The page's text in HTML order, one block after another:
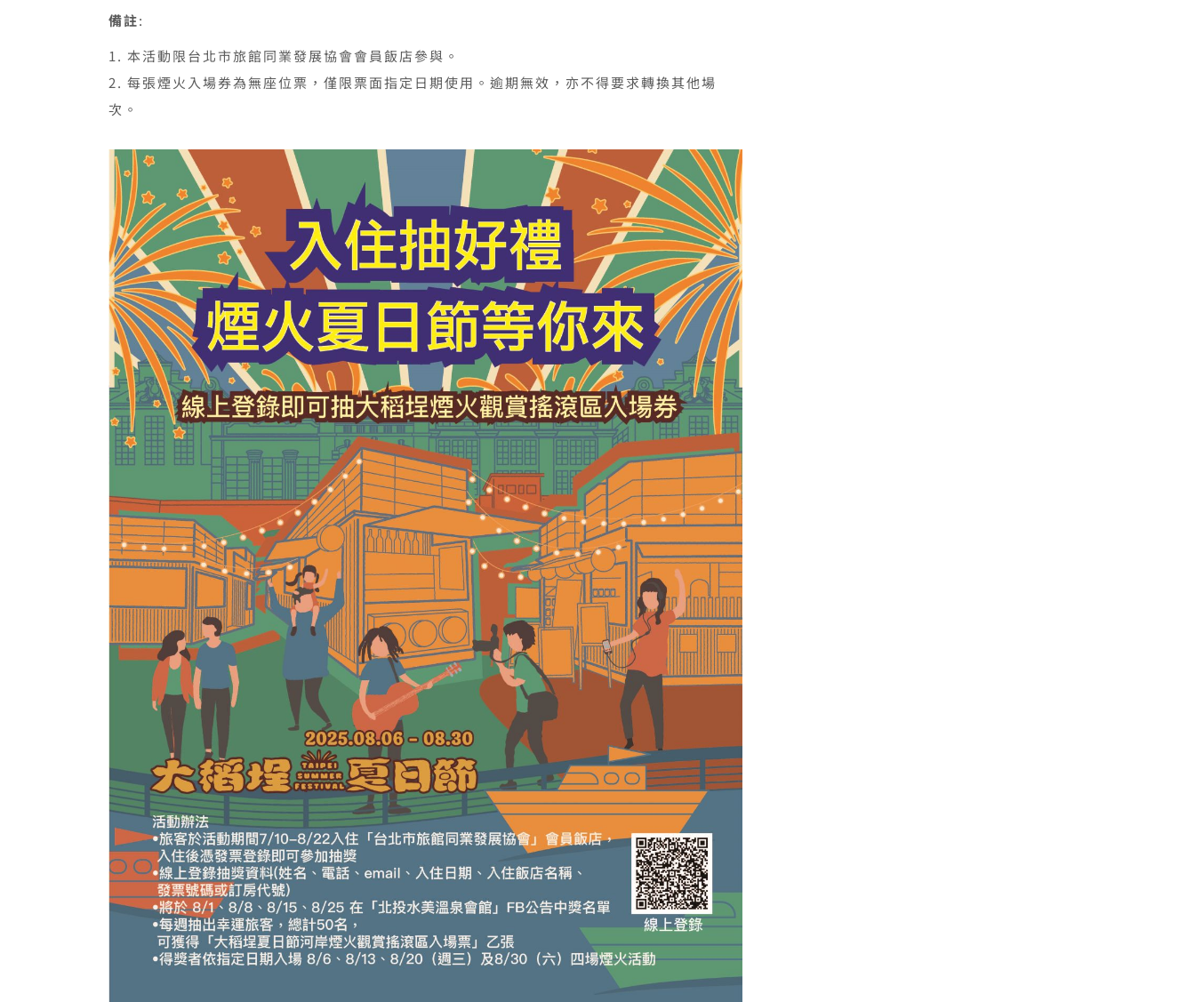
備註:
本活動限台北市旅館同業發展協會會員飯店參與。
每張煙火入場券為無座位票，僅限票面指定日期使用。逾期無效，亦不得要求轉換其他場
次。